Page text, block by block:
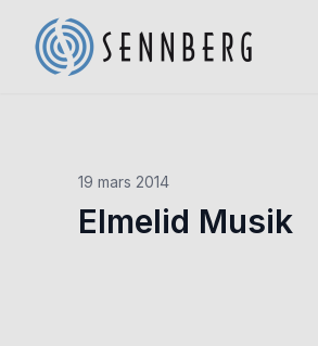
19 mars 2014
Elmelid Musik